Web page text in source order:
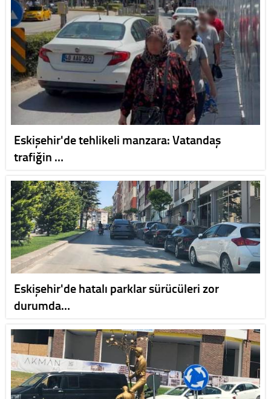
Eskişehir'de tehlikeli manzara: Vatandaş
trafiğin …
Eskişehir'de hatalı parklar sürücüleri zor
durumda…